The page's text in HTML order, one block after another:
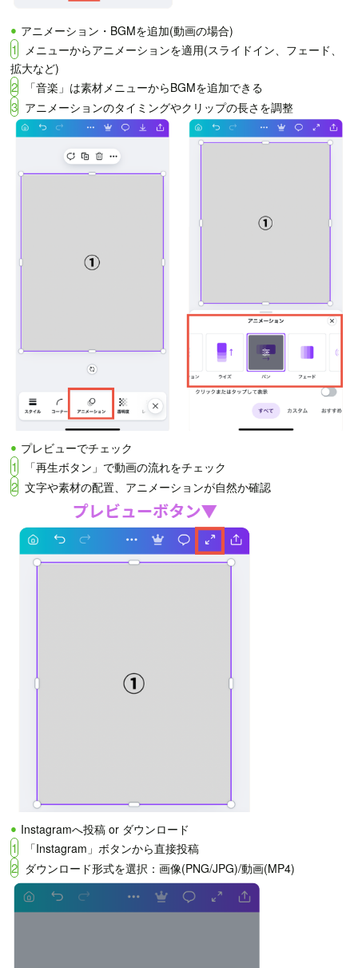
アニメーション・BGMを追加(動画の場合)
1
メニューからアニメーションを適用(スライドイン、フェード、
拡大など)
2 「音楽」は素材メニューからBGMを追加できる
3 アニメーションのタイミングやクリップの長さを調整
プレビューでチェック
1 「再生ボタン」で動画の流れをチェック
2 文字や素材の配置、アニメーションが自然か確認
Instagramへ投稿 or ダウンロード
1 「Instagram」ボタンから直接投稿
2 ダウンロード形式を選択：画像(PNG/JPG)/動画(MP4)